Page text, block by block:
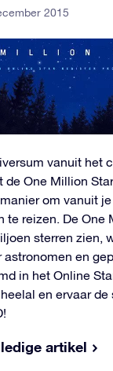
2015
vanuit het
de One Million
om vanuit
te reizen. De One
sterren zien,
astronomen en
in het Online
en ervaar de
artikel